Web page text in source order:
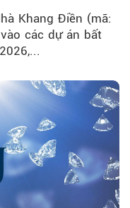
Khang Điền (mã:
các dự án bất